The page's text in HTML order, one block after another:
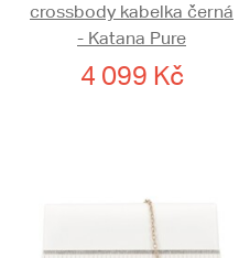
crossbody kabelka černá
- Katana Pure
4 099 Kč